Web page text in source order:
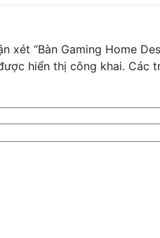
mặt kính chân chữ Z là
việc của bạn.
sự khác biệt về độ bền,
xét “Bàn Gaming Home
hiển thị công khai. Các